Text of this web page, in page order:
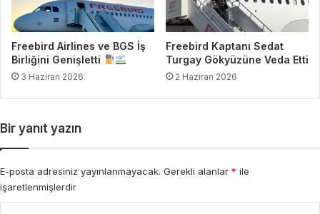
Freebird Airlines ve BGS İş
Birliğini Genişletti
3 Haziran 2026
Freebird Kaptanı Sedat
Turgay Gökyüzüne Veda Etti
2 Haziran 2026
Bir yanıt yazın
E-posta adresiniz yayınlanmayacak. Gerekli alanlar * ile
işaretlenmişlerdir